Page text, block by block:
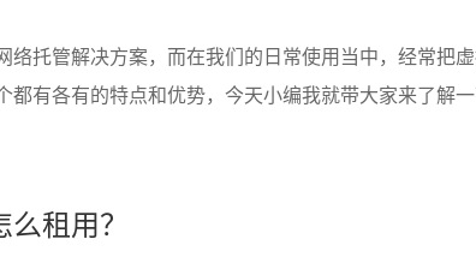
络托管解决方案，而在我们的日常使用当中，经常把
都有各有的特点和优势，今天小编我就带大家来了解
租用？